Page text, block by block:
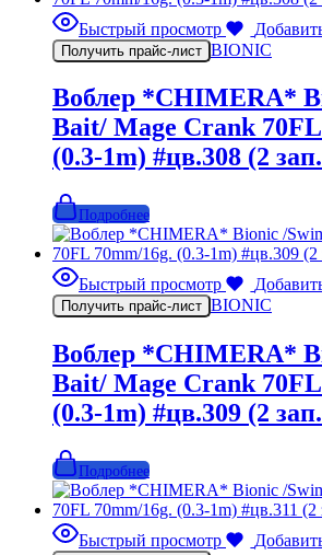
Быстрый просмотр
Получить прайс-лист BIONIC
Воблер *CHIMERA*
Bait/ Mage Crank
(0.3-1m) #цв.308 (2
Подробнее
Быстрый просмотр
Получить прайс-лист BIONIC
Воблер *CHIMERA*
Bait/ Mage Crank
(0.3-1m) #цв.309 (2
Подробнее
Быстрый просмотр